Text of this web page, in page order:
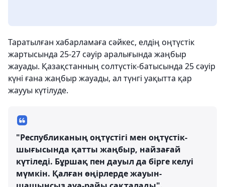
Таратылған хабарламаға сәйкес, елдің оңтүстік
жартысында 25-27 сәуір аралығында жаңбыр
жауады. Қазақстанның солтүстік-батысында 25 сәуір
күні ғана жаңбыр жауады, ал түнгі уақытта қар
жаууы күтілуде.
"Республиканың оңтүстігі мен оңтүстік-
шығысында қатты жаңбыр, найзағай
күтіледі. Бұршақ пен дауыл да бірге келуі
мүмкін. Қалған өңірлерде жауын-